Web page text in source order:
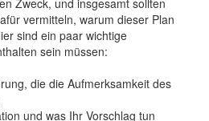
vermitteln, warum dieser Plan
sind ein paar wichtige
sein müssen:
die die Aufmerksamkeit des
und was Ihr Vorschlag tun